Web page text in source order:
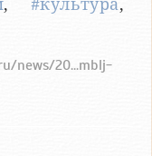
, #культура,
news/20...mblj-